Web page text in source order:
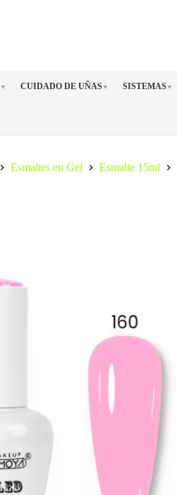
▼ CUIDADO DE UÑAS ▼ SISTEMAS ▼
Esmaltes en Gel Esmalte 15ml